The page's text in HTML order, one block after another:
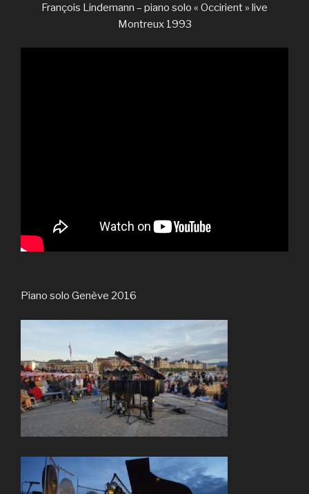
François Lindemann – piano solo « Occirient » live
Montreux 1993
Piano solo Genève 2016